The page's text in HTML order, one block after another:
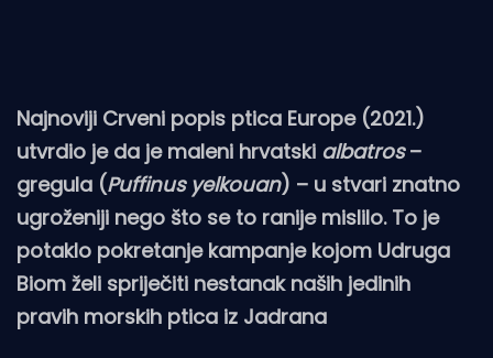
Najnoviji Crveni popis ptica Europe (2021.)
utvrdio je da je maleni hrvatski albatros–
gregula (Puffinus yelkouan) – u stvari znatno
ugroženiji nego što se to ranije mislilo. To je
potaklo pokretanje kampanje kojom Udruga
Biom želi spriječiti nestanak naših jedinih
pravih morskih ptica iz Jadrana